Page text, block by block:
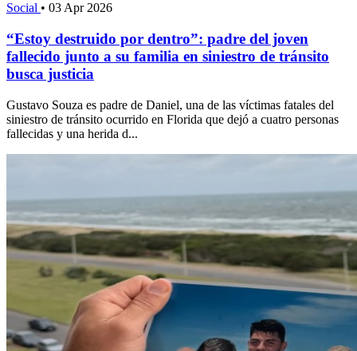
Social • 03 Apr 2026
“Estoy destruido por dentro”: padre del joven
fallecido junto a su familia en siniestro de tránsito
busca justicia
Gustavo Souza es padre de Daniel, una de las víctimas fatales del
siniestro de tránsito ocurrido en Florida que dejó a cuatro personas
fallecidas y una herida d...